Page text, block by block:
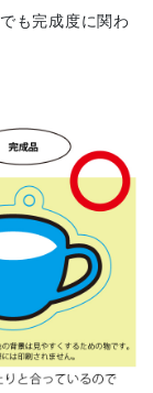
も完成度に関わ